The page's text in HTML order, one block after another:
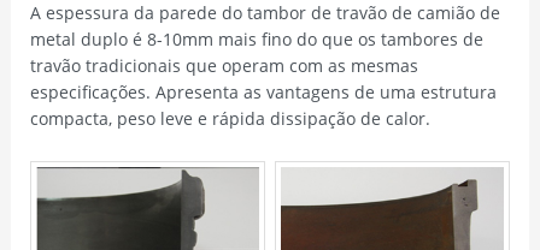
A espessura da parede do tambor de travão de camião de
metal duplo é 8-10mm mais fino do que os tambores de
travão tradicionais que operam com as mesmas
especificações. Apresenta as vantagens de uma estrutura
compacta, peso leve e rápida dissipação de calor.